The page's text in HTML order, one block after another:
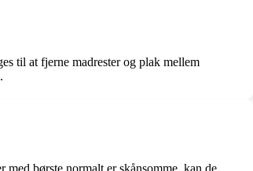
til at fjerne madrester og plak mellem